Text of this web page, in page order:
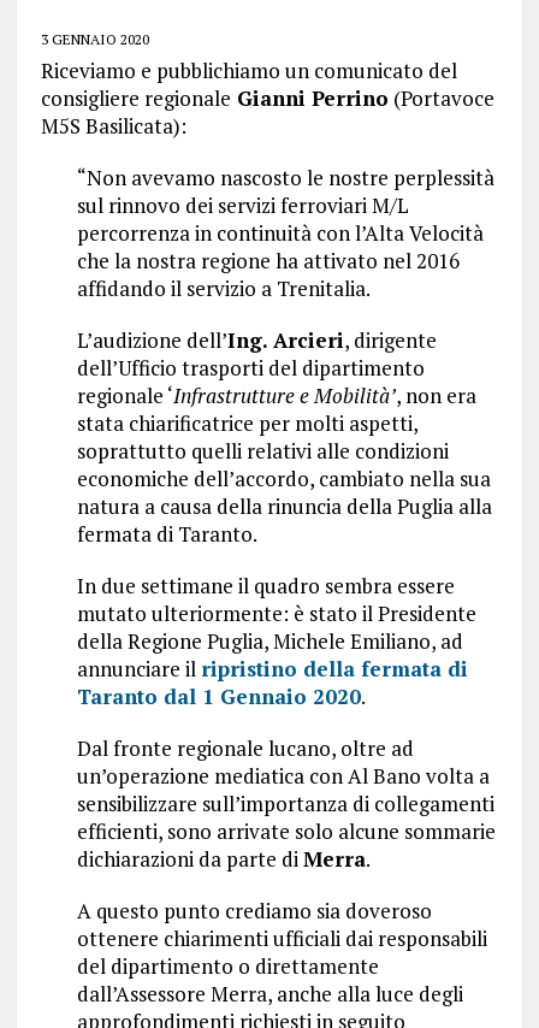
3 GENNAIO 2020
Riceviamo e pubblichiamo un comunicato del
consigliere regionale Gianni Perrino (Portavoce
M5S Basilicata):
“Non avevamo nascosto le nostre perplessità
sul rinnovo dei servizi ferroviari M/L
percorrenza in continuità con l’Alta Velocità
che la nostra regione ha attivato nel 2016
affidando il servizio a Trenitalia.
L’audizione dell’Ing. Arcieri, dirigente
dell’Ufficio trasporti del dipartimento
regionale ‘Infrastrutture e Mobilità’, non era
stata chiarificatrice per molti aspetti,
soprattutto quelli relativi alle condizioni
economiche dell’accordo, cambiato nella sua
natura a causa della rinuncia della Puglia alla
fermata di Taranto.
In due settimane il quadro sembra essere
mutato ulteriormente: è stato il Presidente
della Regione Puglia, Michele Emiliano, ad
annunciare il ripristino della fermata di
Taranto dal 1 Gennaio 2020.
Dal fronte regionale lucano, oltre ad
un’operazione mediatica con Al Bano volta a
sensibilizzare sull’importanza di collegamenti
efficienti, sono arrivate solo alcune sommarie
dichiarazioni da parte diMerra.
A questo punto crediamo sia doveroso
ottenere chiarimenti ufficiali dai responsabili
del dipartimento o direttamente
dall’Assessore Merra, anche alla luce degli
approfondimenti richiesti in seguito